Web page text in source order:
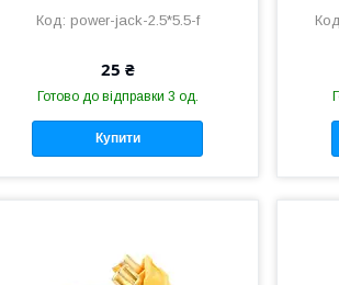
power-jack-2.5*5.5-f
25 ₴
Готово до відправки 3 од.
Купити